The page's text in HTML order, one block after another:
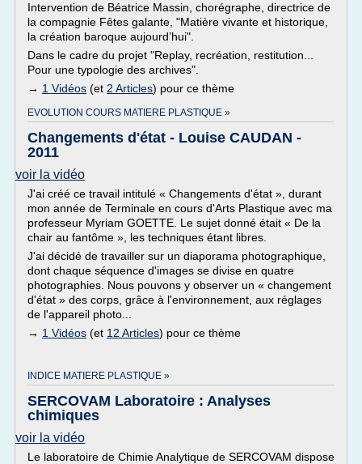
Intervention de Béatrice Massin, chorégraphe, directrice de
la compagnie Fêtes galante, "Matière vivante et historique,
la création baroque aujourd’hui".
Dans le cadre du projet "Replay, recréation, restitution...
Pour une typologie des archives".
→ 1 Vidéos (et 2 Articles) pour ce thème
EVOLUTION COURS MATIERE PLASTIQUE »
Changements d'état - Louise CAUDAN -
2011
voir la vidéo
J'ai créé ce travail intitulé « Changements d'état », durant
mon année de Terminale en cours d'Arts Plastique avec ma
professeur Myriam GOETTE. Le sujet donné était « De la
chair au fantôme », les techniques étant libres.
J'ai décidé de travailler sur un diaporama photographique,
dont chaque séquence d'images se divise en quatre
photographies. Nous pouvons y observer un « changement
d'état » des corps, grâce à l'environnement, aux réglages
de l'appareil photo...
→ 1 Vidéos (et 12 Articles) pour ce thème
INDICE MATIERE PLASTIQUE »
SERCOVAM Laboratoire : Analyses
chimiques
voir la vidéo
Le laboratoire de Chimie Analytique de SERCOVAM dispose